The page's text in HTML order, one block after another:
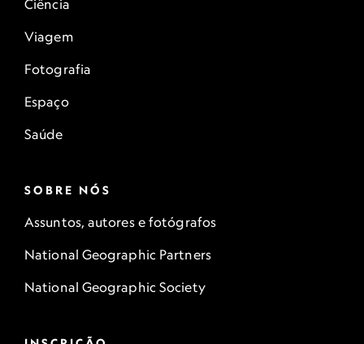
Ciência
Viagem
Fotografia
Espaço
Saúde
SOBRE NÓS
Assuntos, autores e fotógrafos
National Geographic Partners
National Geographic Society